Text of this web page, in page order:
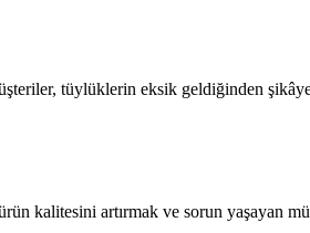
tüylüklerin eksik geldiğinden
kalitesini artırmak ve sorun yaşayan